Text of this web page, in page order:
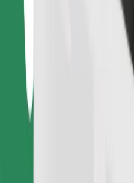
Подача за считаные
Скачать
Скачать